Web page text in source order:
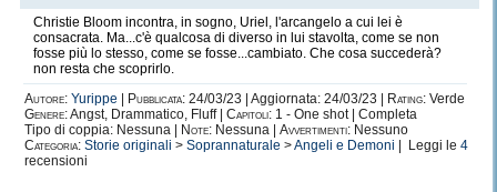
Christie Bloom incontra, in sogno, Uriel, l'arcangelo a cui lei è
consacrata. Ma...c'è qualcosa di diverso in lui stavolta, come se non
fosse più lo stesso, come se fosse...cambiato. Che cosa succederà?
non resta che scoprirlo.
Autore: Yurippe Pubblicata: 24/03/23 | Aggiornata: 24/03/23 | Rating: Verde
Genere:Angst, Drammatico, Fluff | Capitoli: 1 - One shot | Completa
Tipo di coppia: Nessuna |
Note: Nessuna | Avvertimenti: Nessuno
Categoria: Storie originali > Soprannaturale >Angeli e Demoni | Leggi le 4
recensioni